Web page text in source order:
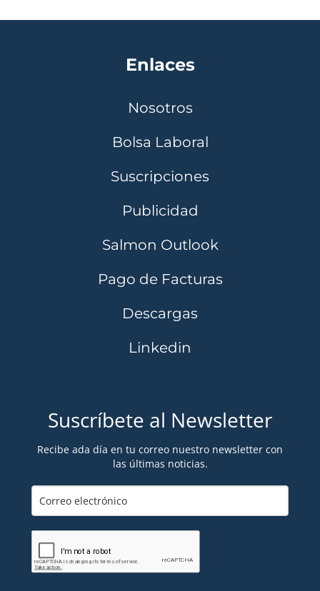
Enlaces
Nosotros
Bolsa Laboral
Suscripciones
Publicidad
Salmon Outlook
Pago de Facturas
Descargas
Linkedin
Suscríbete al Newsletter
Recibe ada día en tu correo nuestro newsletter con
las últimas noticias.